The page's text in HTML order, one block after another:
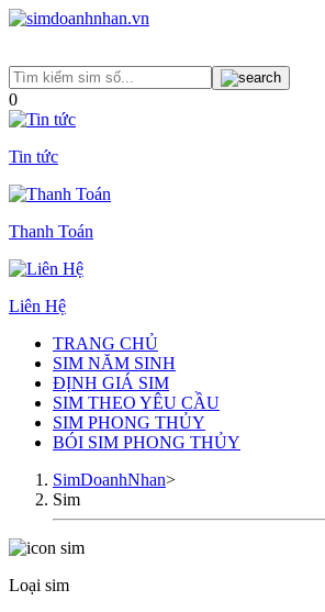
0
Tin tức
Thanh Toán
Liên Hệ
TRANG CHỦ
SIM NĂM SINH
ĐỊNH GIÁ SIM
SIM THEO YÊU CẦU
SIM PHONG THỦY
BÓI SIM PHONG THỦY
SimDoanhNhan>
Sim
Loại sim